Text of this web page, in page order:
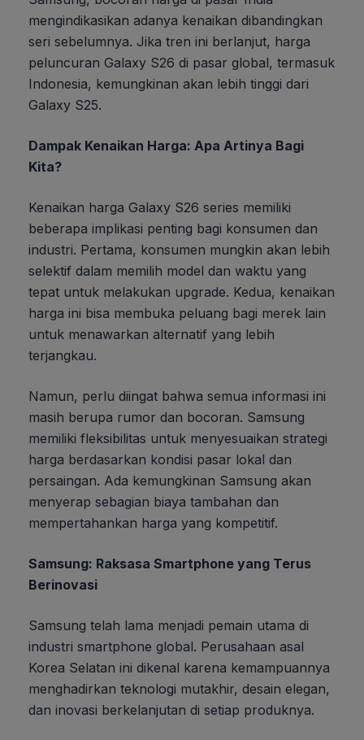
mengindikasikan adanya kenaikan dibandingkan
seri sebelumnya. Jika tren ini berlanjut, harga
peluncuran Galaxy S26 di pasar global, termasuk
Indonesia, kemungkinan akan lebih tinggi dari
Galaxy S25.
Dampak Kenaikan Harga: Apa Artinya Bagi
Kita?
Kenaikan harga Galaxy S26 series memiliki
beberapa implikasi penting bagi konsumen dan
industri. Pertama, konsumen mungkin akan lebih
selektif dalam memilih model dan waktu yang
tepat untuk melakukan upgrade. Kedua, kenaikan
harga ini bisa membuka peluang bagi merek lain
untuk menawarkan alternatif yang lebih
terjangkau.
Namun, perlu diingat bahwa semua informasi ini
masih berupa rumor dan bocoran. Samsung
memiliki fleksibilitas untuk menyesuaikan strategi
harga berdasarkan kondisi pasar lokal dan
persaingan. Ada kemungkinan Samsung akan
menyerap sebagian biaya tambahan dan
mempertahankan harga yang kompetitif.
Samsung: Raksasa Smartphone yang Terus
Berinovasi
Samsung telah lama menjadi pemain utama di
industri smartphone global. Perusahaan asal
Korea Selatan ini dikenal karena kemampuannya
menghadirkan teknologi mutakhir, desain elegan,
dan inovasi berkelanjutan di setiap produknya.